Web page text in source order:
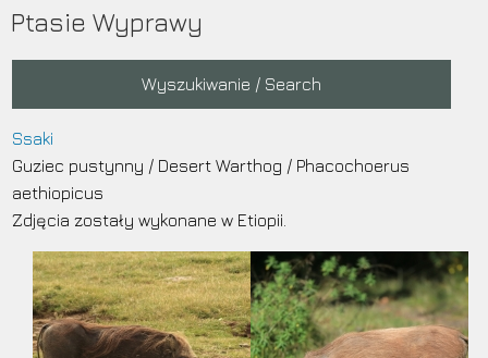
Przejdź
Ptasie Wyprawy
navigation
Wyszukiwanie / Search
Ssaki
Guziec pustynny / Desert Warthog / Phacochoerus
aethiopicus
Zdjęcia zostały wykonane w Etiopii.